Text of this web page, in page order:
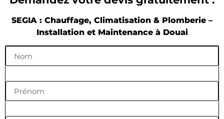
SEGIA : Chauffage, Climatisation & Plomberie –
Installation et Maintenance à Douai